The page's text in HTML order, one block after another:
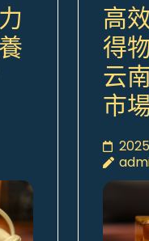
高
得
云
市